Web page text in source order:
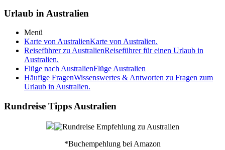
Urlaub in Australien
Menü
Karte von AustralienKarte von Australien.
Reiseführer zu AustralienReiseführer für einen Urlaub in
Australien.
Flüge nach AustralienFlüge Australien
Häufige FragenWissenswertes & Antworten zu Fragen zum
Urlaub in Australien.
Rundreise Tipps Australien
*Buchempehlung bei Amazon